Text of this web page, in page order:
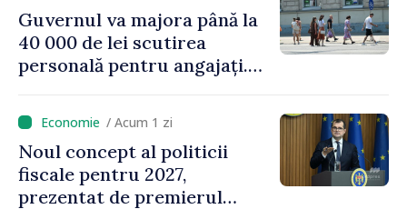
Guvernul va majora până la
40 000 de lei scutirea
personală pentru angajați.
de milioane de lei îi lăsăm
oamenilor”/ Acum 1 zi
Noul concept al politicii
fiscale pentru 2027,
prezentat de premierul